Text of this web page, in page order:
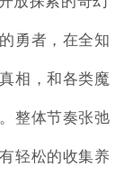
勇者，在全知
相，和各类魔
整体节奏张弛
轻松的收集养